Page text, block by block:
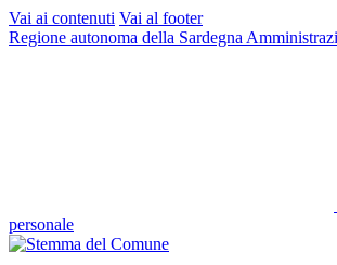
Vai ai contenuti Vai al footer
Regione autonoma della Sardegna
personale